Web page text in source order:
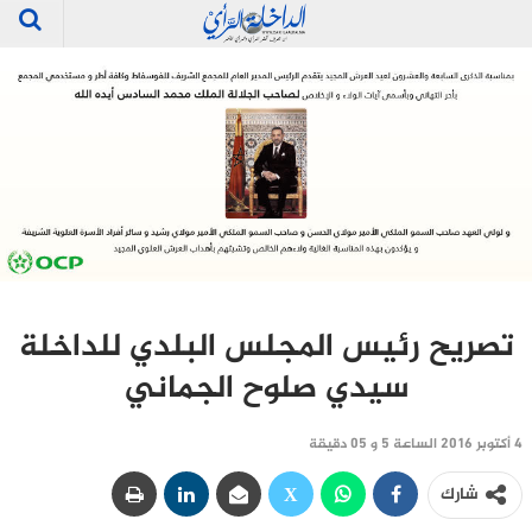
تصريح رئيس المجلس البلدي للداخلة
سيدي صلوح الجماني
4 أكتوبر 2016 الساعة 5 و 05 دقيقة
شارك